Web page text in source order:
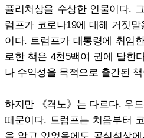
퓰리처상을 수상한 인물이다.
럼프가 코로나19에 대해 거짓
이다. 트럼프가 대통령에 취임
로한 책은 4천5백여 권에 달한
나 수익성을 목적으로 출간된
하지만 《격노》는 다르다. 우
때문이다. 트럼프는 처음부터